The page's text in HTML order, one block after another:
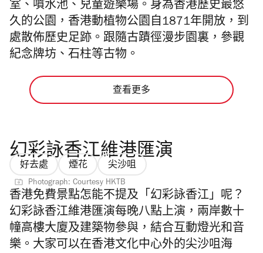
室、噴水池、兒童遊樂場。身為香港歷史最悠
久的公園，香港動植物公園自1871年開放，到
處散佈歷史足跡。跟隨古蹟徑漫步園裏，參觀
紀念牌坊、石柱等古物。
查看更多
幻彩詠香江維港匯演
好去處 煙花 尖沙咀
Photograph: Courtesy HKTB
香港免費景點怎能不提及「幻彩詠香江」呢？
幻彩詠香江維港匯演每晚八點上演，兩岸數十
幢高樓大廈及建築物參與，結合互動燈光和音
樂。大家可以在香港文化中心外的尖沙咀海